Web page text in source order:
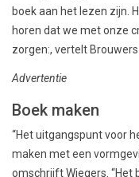
boek aan het lezen zijn.
horen dat we met onze
zorgen:, vertelt
Advertentie
Boek maken
“Het uitgangspunt voor
maken met een
omschrijft Wiegers. “Het